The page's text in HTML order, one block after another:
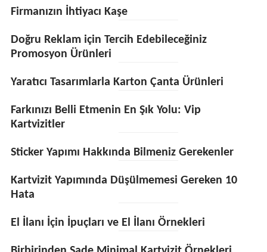
Firmanızın İhtiyacı Kaşe
Doğru Reklam için Tercih Edebileceğiniz
Promosyon Ürünleri
Yaratıcı Tasarımlarla Karton Çanta Ürünleri
Farkınızı Belli Etmenin En Şık Yolu: Vip
Kartvizitler
Sticker Yapımı Hakkında Bilmeniz Gerekenler
Kartvizit Yapımında Düşülmemesi Gereken 10
Hata
El İlanı İçin İpuçları ve El İlanı Örnekleri